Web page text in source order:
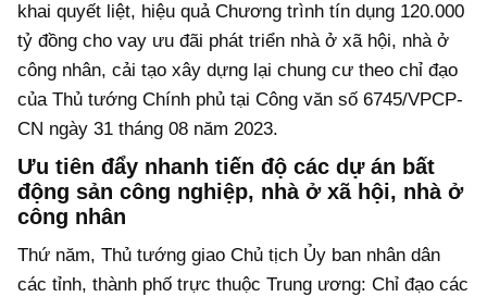
khai quyết liệt, hiệu quả Chương trình tín dụng 120.000
tỷ đồng cho vay ưu đãi phát triển nhà ở xã hội, nhà ở
công nhân, cải tạo xây dựng lại chung cư theo chỉ đạo
của Thủ tướng Chính phủ tại Công văn số 6745/VPCP-
CN ngày 31 tháng 08 năm 2023.
Ưu tiên đẩy nhanh tiến độ các dự án bất
động sản công nghiệp, nhà ở xã hội, nhà ở
công nhân
Thứ năm, Thủ tướng giao Chủ tịch Ủy ban nhân dân
các tỉnh, thành phố trực thuộc Trung ương: Chỉ đạo các